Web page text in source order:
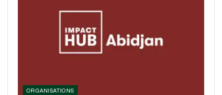
ORGANISATIONS